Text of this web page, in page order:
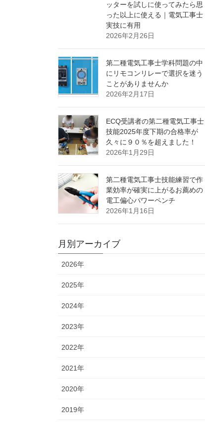
ッターを試しに使ってみたら思
った以上に使える｜電気工事士
実技に有用
2026年2月26日
第二種電気工事士学科問題の中
にリモコンリレーで選択を迷う
ことがありませんか
2026年2月17日
ECQ受講者の第二種電気工事士
技能2025年度下期の合格率が
久々に９０％を超えました！
2026年1月29日
第二種電気工事士技能練習で作
業効率が確実に上がるお薦めの
電工偏心パワーペンチ
2026年1月16日
月別アーカイブ
2026年
2025年
2024年
2023年
2022年
2021年
2020年
2019年